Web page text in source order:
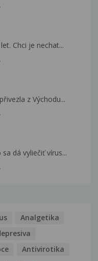
Chci je nechat...
z Východu...
dá vyliečiť vírus...
Analgetika
Antivirotika